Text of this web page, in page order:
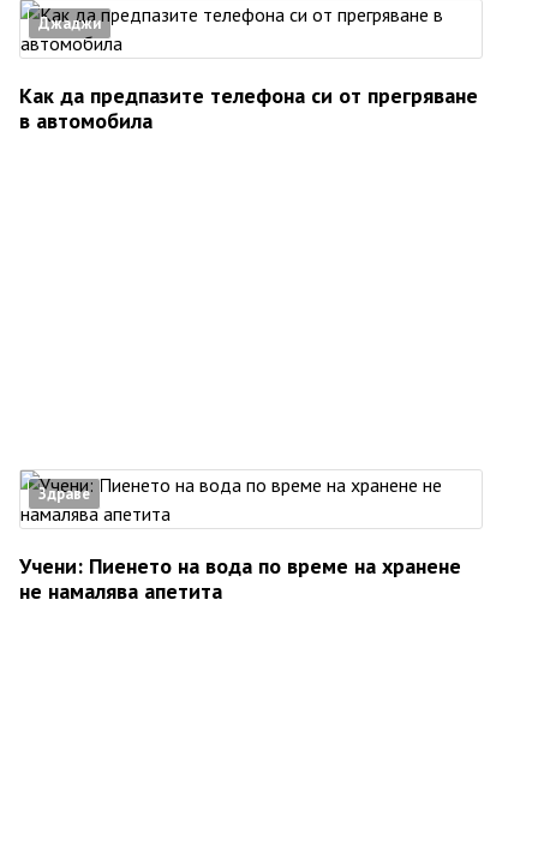
Джаджи
Как да предпазите телефона си от прегряване
в автомобила
Здраве
Учени: Пиенето на вода по време на хранене
не намалява апетита